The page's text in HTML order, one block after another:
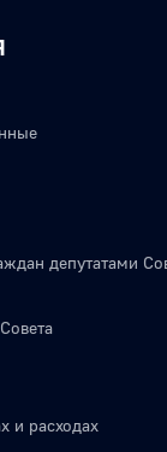
депутатами
и расходах